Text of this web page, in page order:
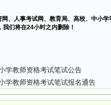
、人事考试网、教育局、高校、中小
们将在24小时之内删除！
学教师资格考试笔试公告
学教师资格考试笔试报名通告